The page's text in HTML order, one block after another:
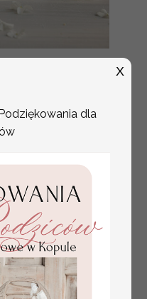
dla
X